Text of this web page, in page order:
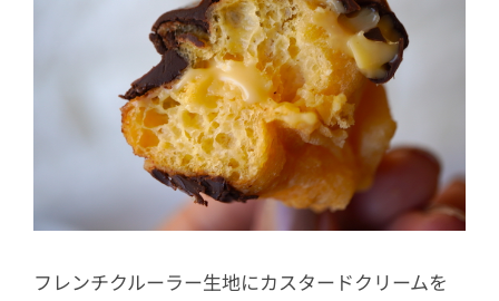
フレンチクルーラー生地にカスタードクリームを